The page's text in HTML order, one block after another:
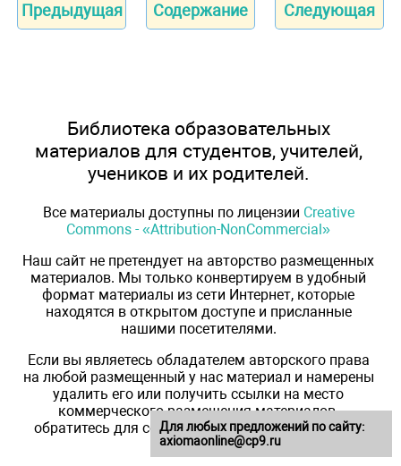
Предыдущая Содержание Следующая
Библиотека образовательных
материалов для студентов, учителей,
учеников и их родителей.
Все материалы доступны по лицензии Creative
Commons - «Attribution-NonCommercial»
Наш сайт не претендует на авторство размещенных
материалов. Мы только конвертируем в удобный
формат материалы из сети Интернет, которые
находятся в открытом доступе и присланные
нашими посетителями.
Если вы являетесь обладателем авторского права
на любой размещенный у нас материал и намерены
удалить его или получить ссылки на место
коммерческого размещения материалов,
обратитесь для согласования к администратору
сайта.
Для любых предложений по сайту:
axiomaonline@cp9.ru